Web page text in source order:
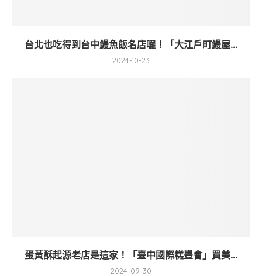
台北也吃得到台中鰻魚飯名店囉！「大江戶町鰻屋...
2024-10-23
蛋黃酥起源老店是這家！「臺中國際糕豐會」買美...
2024-09-30